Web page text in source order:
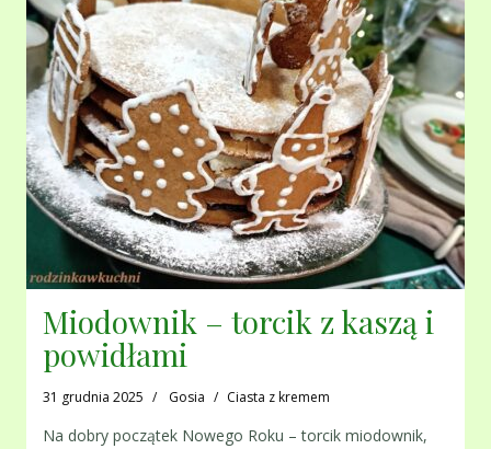
Miodownik – torcik z kaszą i
powidłami
31 grudnia 2025 Gosia Ciasta z kremem
Na dobry początek Nowego Roku – torcik miodownik,